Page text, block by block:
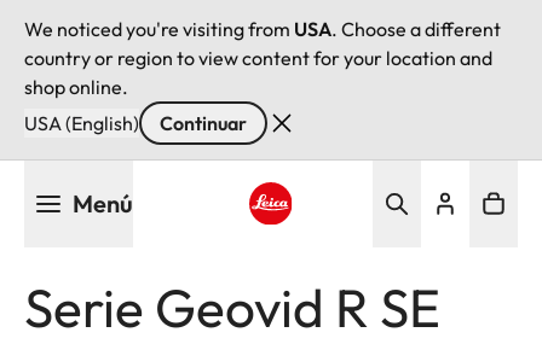
We noticed you're visiting from USA. Choose a different
country or region to view content for your location and
shop online.
USA (English)
Continuar
Menú
Serie Geovid R SE